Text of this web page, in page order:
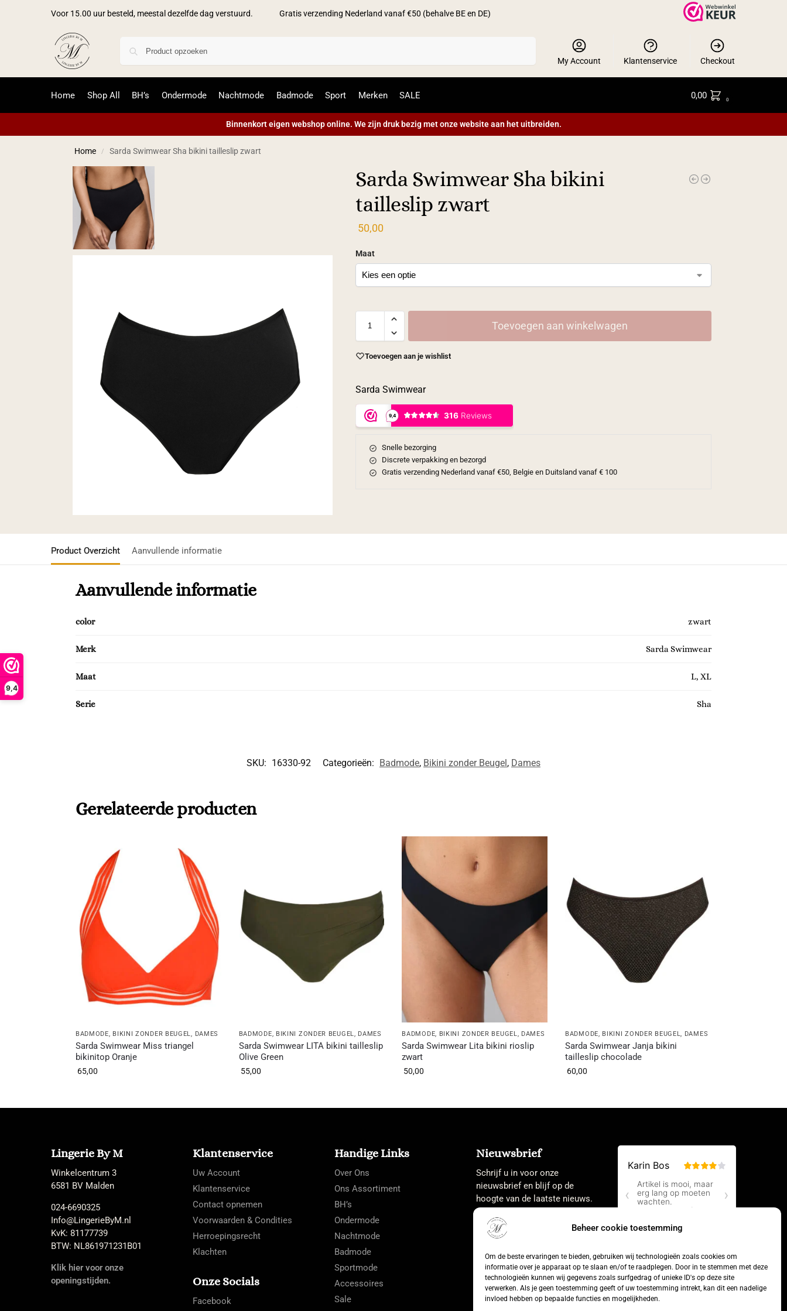
9,4
Beheer cookie toestemming
Om de beste ervaringen te bieden, gebruiken wij technologieën zoals cookies om
informatie over je apparaat op te slaan en/of te raadplegen. Door in te stemmen met deze
technologieën kunnen wij gegevens zoals surfgedrag of unieke ID's op deze site
verwerken. Als je geen toestemming geeft of uw toestemming intrekt, kan dit een nadelige
invloed hebben op bepaalde functies en mogelijkheden.
Voor 15.00 uur besteld, meestal dezelfde dag verstuurd. Gratis verzending Nederland vanaf €50 (behalve BE en DE)
My Account Klantenservice Checkout
Home Shop All BH’s Ondermode Nachtmode Badmode Sport Merken SALE 0,00 0
Binnenkort eigen webshop online. We zijn druk bezig met onze website aan het uitbreiden.
Home / Sarda Swimwear Sha bikini tailleslip zwart
Sarda Swimwear Sha bikini
tailleslip zwart
50,00
Maat
Toevoegen aan winkelwagen
Toevoegen aan je wishlist
Sarda Swimwear
Snelle bezorging
Discrete verpakking en bezorgd
Gratis verzending Nederland vanaf €50, Belgie en Duitsland vanaf € 100
Product Overzicht Aanvullende informatie
Aanvullende informatie
color zwart
Merk Sarda Swimwear
Maat L, XL
Serie Sha
SKU: 16330-92 Categorieën: Badmode, Bikini zonder Beugel, Dames
Gerelateerde producten
BADMODE, BIKINI ZONDER BEUGEL, DAMES
Sarda Swimwear Miss triangel
bikinitop Oranje
65,00
BADMODE, BIKINI ZONDER BEUGEL, DAMES
Sarda Swimwear LITA bikini tailleslip
Olive Green
55,00
BADMODE, BIKINI ZONDER BEUGEL, DAMES
Sarda Swimwear Lita bikini rioslip
zwart
50,00
BADMODE, BIKINI ZONDER BEUGEL, DAMES
Sarda Swimwear Janja bikini
tailleslip chocolade
60,00
Lingerie By M
Winkelcentrum 3
6581 BV Malden
024-6690325
Info@LingerieByM.nl
KvK: 81177739
BTW: NL861971231B01
Klik hier voor onze
openingstijden.
Klantenservice
Uw Account
Klantenservice
Contact opnemen
Voorwaarden & Condities
Herroepingsrecht
Klachten
Onze Socials
Facebook
Handige Links
Over Ons
Ons Assortiment
BH’s
Ondermode
Nachtmode
Badmode
Sportmode
Accessoires
Sale
Nieuwsbrief
Schrijf u in voor onze
nieuwsbrief en blijf op de
hoogte van de laatste nieuws.